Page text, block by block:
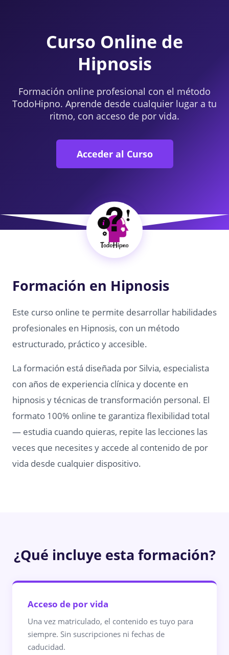
Curso Online de
Hipnosis
Formación online profesional con el método
TodoHipno. Aprende desde cualquier lugar a tu
ritmo, con acceso de por vida.
Acceder al Curso
Formación en Hipnosis
Este curso online te permite desarrollar habilidades
profesionales en Hipnosis, con un método
estructurado, práctico y accesible.
La formación está diseñada por Silvia, especialista
con años de experiencia clínica y docente en
hipnosis y técnicas de transformación personal. El
formato 100% online te garantiza flexibilidad total
— estudia cuando quieras, repite las lecciones las
veces que necesites y accede al contenido de por
vida desde cualquier dispositivo.
¿Qué incluye esta formación?
Acceso de por vida
Una vez matriculado, el contenido es tuyo para
siempre. Sin suscripciones ni fechas de
caducidad.